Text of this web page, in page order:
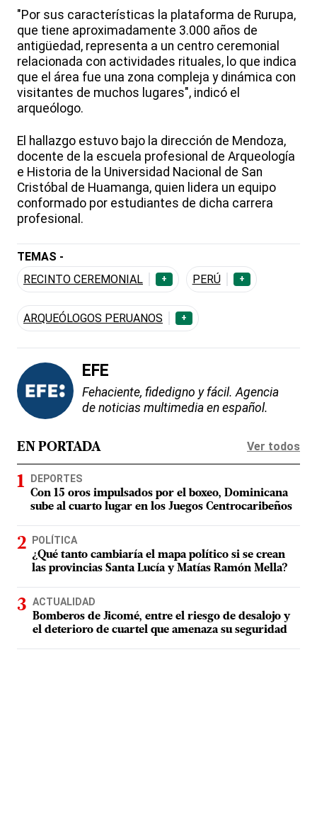
"Por sus características la plataforma de Rurupa,
que tiene aproximadamente 3.000 años de
antigüedad, representa a un centro ceremonial
relacionada con actividades rituales, lo que indica
que el área fue una zona compleja y dinámica con
visitantes de muchos lugares", indicó el
arqueólogo.
El hallazgo estuvo bajo la dirección de Mendoza,
docente de la escuela profesional de Arqueología
e Historia de la Universidad Nacional de San
Cristóbal de Huamanga, quien lidera un equipo
conformado por estudiantes de dicha carrera
profesional.
TEMAS -
RECINTO CEREMONIAL
+ PERÚ +
ARQUEÓLOGOS PERUANOS +
EFE
Fehaciente, fidedigno y fácil. Agencia
de noticias multimedia en español.
EN PORTADA Ver todos
DEPORTES
Con 15 oros impulsados por el boxeo, Dominicana
sube al cuarto lugar en los Juegos Centrocaribeños
POLÍTICA
¿Qué tanto cambiaría el mapa político si se crean
las provincias Santa Lucía y Matías Ramón Mella?
ACTUALIDAD
Bomberos de Jicomé, entre el riesgo de desalojo y
el deterioro de cuartel que amenaza su seguridad